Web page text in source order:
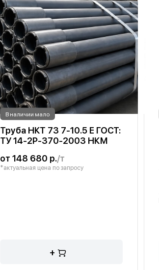
В наличии мало
Труба НКТ 73 7-10.5 Е ГОСТ:
ТУ 14-2Р-370-2003 НКМ
от 148 680 р./т
*актуальная цена по запросу
+